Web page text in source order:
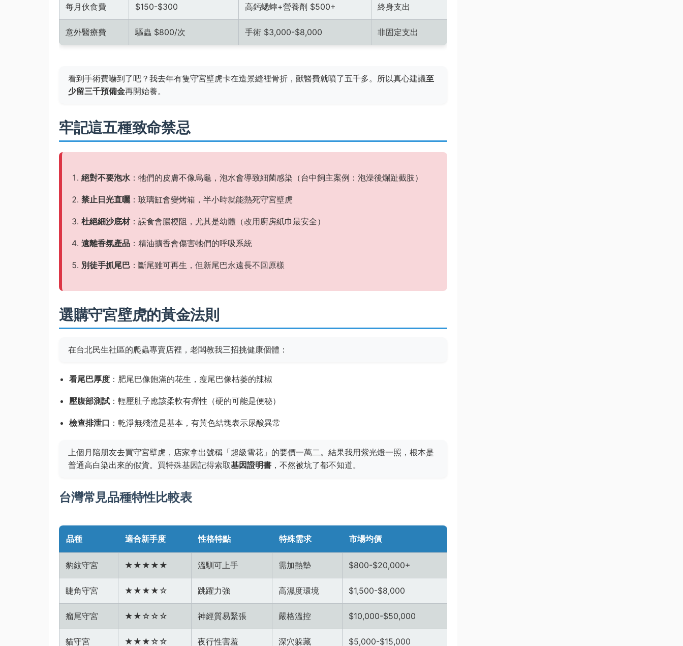
每月伙食費 $150-$300 高鈣蟋蟀+營養劑 $500+ 終身支出
意外醫療費 驅蟲 $800/次 手術 $3,000-$8,000 非固定支出
看到手術費嚇到了吧？我去年有隻守宮壁虎卡在造景縫裡骨折，獸醫費就噴了五千多。所以真心建議至
少留三千預備金再開始養。
牢記這五種致命禁忌
絕對不要泡水 ：牠們的皮膚不像烏龜，泡水會導致細菌感染（台中飼主案例：泡澡後爛趾截肢）
禁止日光直曬：玻璃缸會變烤箱，半小時就能熱死守宮壁虎
杜絕細沙底材：誤食會腸梗阻，尤其是幼體（改用廚房紙巾最安全）
遠離香氛產品 ：精油擴香會傷害牠們的呼吸系統
別徒手抓尾巴 ：斷尾雖可再生，但新尾巴永遠長不回原樣
選購守宮壁虎的黃金法則
在台北民生社區的爬蟲專賣店裡，老闆教我三招挑健康個體：
看尾巴厚度 ：肥尾巴像飽滿的花生，瘦尾巴像枯萎的辣椒
壓腹部測試 ：輕壓肚子應該柔軟有彈性（硬的可能是便秘）
檢查排泄口 ：乾淨無殘渣是基本，有黃色結塊表示尿酸異常
上個月陪朋友去買守宮壁虎，店家拿出號稱「超級雪花」的要價一萬二。結果我用紫光燈一照，根本是
普通高白染出來的假貨。買特殊基因記得索取基因證明書 ，不然被坑了都不知道。
台灣常見品種特性比較表
品種 適合新手度 性格特點 特殊需求 市場均價
豹紋守宮 ★★★★★ 溫馴可上手 需加熱墊 $800-$20,000+
睫角守宮 ★★★★☆ 跳躍力強 高濕度環境 $1,500-$8,000
瘤尾守宮 ★★☆☆☆ 神經質易緊張 嚴格溫控 $10,000-$50,000
貓守宮 ★★★☆☆ 夜行性害羞 深穴躲藏 $5,000-$15,000